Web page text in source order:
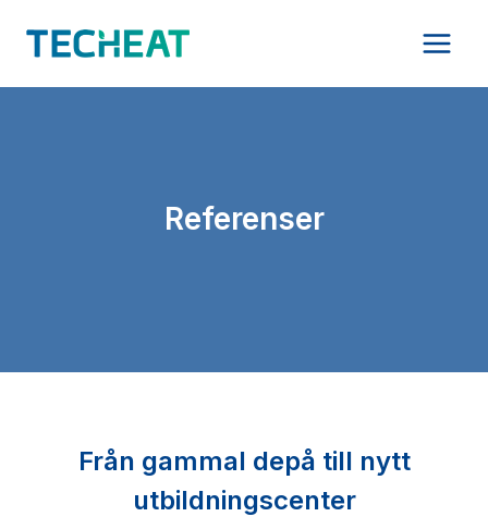
Referenser
Från gammal depå till nytt
utbildningscenter